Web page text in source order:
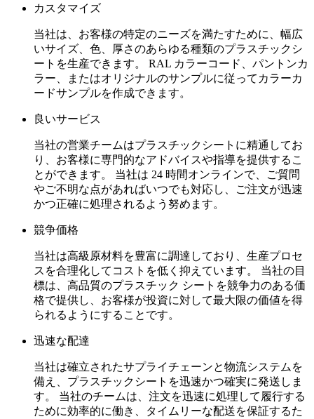
カスタマイズ
当社は、お客様の特定のニーズを満たすために、幅広
いサイズ、色、厚さのあらゆる種類のプラスチックシ
ートを生産できます。 RAL カラーコード、パントンカ
ラー、またはオリジナルのサンプルに従ってカラーカ
ードサンプルを作成できます。
良いサービス
当社の営業チームはプラスチックシートに精通してお
り、お客様に専門的なアドバイスや指導を提供するこ
とができます。 当社は 24 時間オンラインで、ご質問
やご不明な点があればいつでも対応し、ご注文が迅速
かつ正確に処理されるよう努めます。
競争価格
当社は高級原材料を豊富に調達しており、生産プロセ
スを合理化してコストを低く抑えています。 当社の目
標は、高品質のプラスチック シートを競争力のある価
格で提供し、お客様が投資に対して最大限の価値を得
られるようにすることです。
迅速な配達
当社は確立されたサプライチェーンと物流システムを
備え、プラスチックシートを迅速かつ確実に発送しま
す。 当社のチームは、注文を迅速に処理して履行する
ために効率的に働き、タイムリーな配送を保証するた